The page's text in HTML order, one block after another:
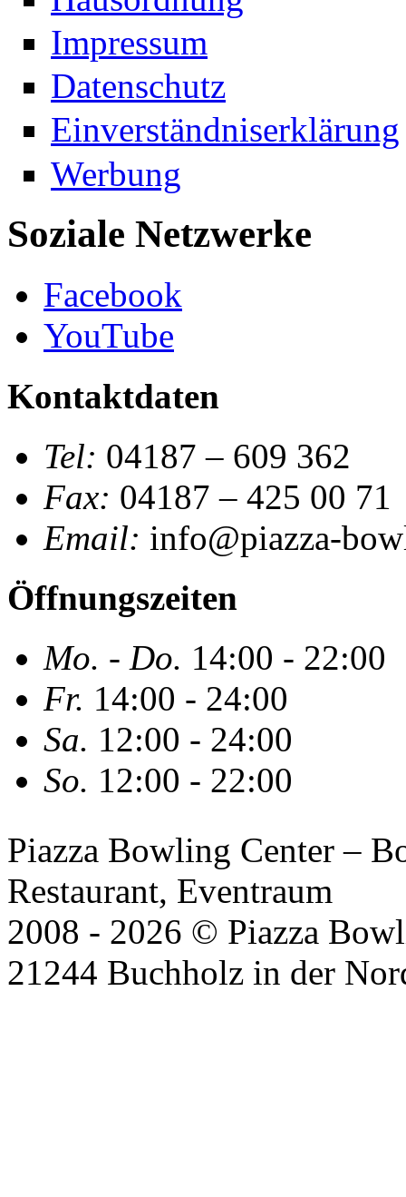
Impressum
Datenschutz
Einverständniserklärung
Werbung
Soziale Netzwerke
Facebook
YouTube
Kontaktdaten
Tel: 04187 – 609 362
Fax: 04187 – 425 00 71
Email: info@piazza-
Öffnungszeiten
Mo. - Do. 14:00 - 22:00
Fr. 14:00 - 24:00
Sa. 12:00 - 24:00
So. 12:00 - 22:00
Piazza Bowling Center –
Restaurant, Eventraum
2008 - 2026 © Piazza
21244 Buchholz in der